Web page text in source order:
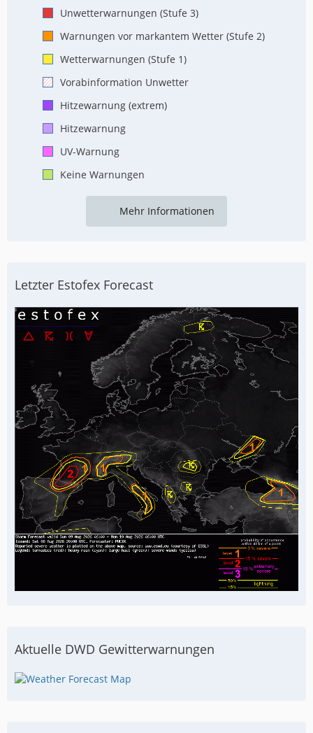
Unwetterwarnungen (Stufe 3)
Warnungen vor markantem Wetter (Stufe 2)
Wetterwarnungen (Stufe 1)
Vorabinformation Unwetter
Hitzewarnung (extrem)
Hitzewarnung
UV-Warnung
Keine Warnungen
Mehr Informationen
Letzter Estofex Forecast
Aktuelle DWD Gewitterwarnungen